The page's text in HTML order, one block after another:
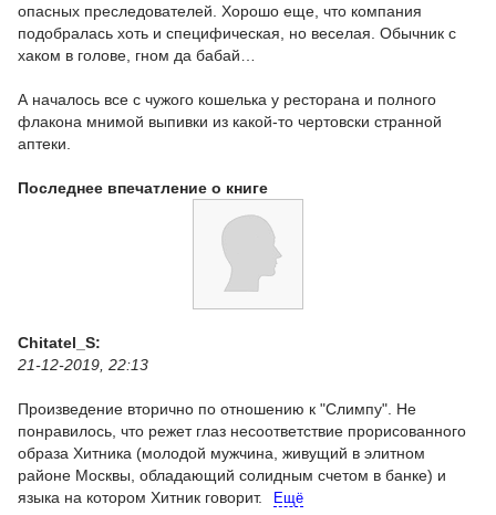
опасных преследователей. Хорошо еще, что компания
подобралась хоть и специфическая, но веселая. Обычник с
хаком в голове, гном да бабай…
А началось все с чужого кошелька у ресторана и полного
флакона мнимой выпивки из какой-то чертовски странной
аптеки.
Последнее впечатление о книге
Chitatel_S:
21-12-2019, 22:13
Произведение вторично по отношению к "Слимпу". Не
понравилось, что режет глаз несоответствие прорисованного
образа Хитника (молодой мужчина, живущий в элитном
районе Москвы, обладающий солидным счетом в банке) и
языка на котором Хитник говорит.
Ещё